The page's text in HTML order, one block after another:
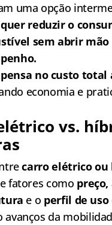
uma opção
reduzir o
sem abrir mão
no custo total
economia e
vs.
carro elétrico ou
fatores como
e o perfil de uso
avanços da